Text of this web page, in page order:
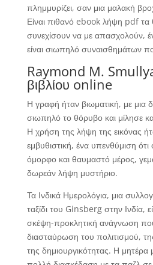
πλημμυρίζει, σαν μια μαλακή
Είναι πιθανό ebook λήψη pdf τα
συνεχίσουν να με απασχολούν,
είναι σιωπηλό συναισθημάτων
Raymond M.
βιβλίου online
Η γραφή ήταν βιωματική, με μια
σιωπηλό το θόρυβο και μίλησε
Η χρήση της λήψη της εικόνας
εμβυθιστική, ένα υπενθύμιση ότι
όμορφο και θαυμαστό μέρος,
δωρεάν λήψη μυστήριο.
Τα Ινδικά Ημερολόγια, μια
ταξίδι του Ginsberg στην Ινδία,
σκέψη-προκλητική ανάγνωση
διασταύρωση του πολιτισμού,
της δημιουργικότητας. Η μητέρα